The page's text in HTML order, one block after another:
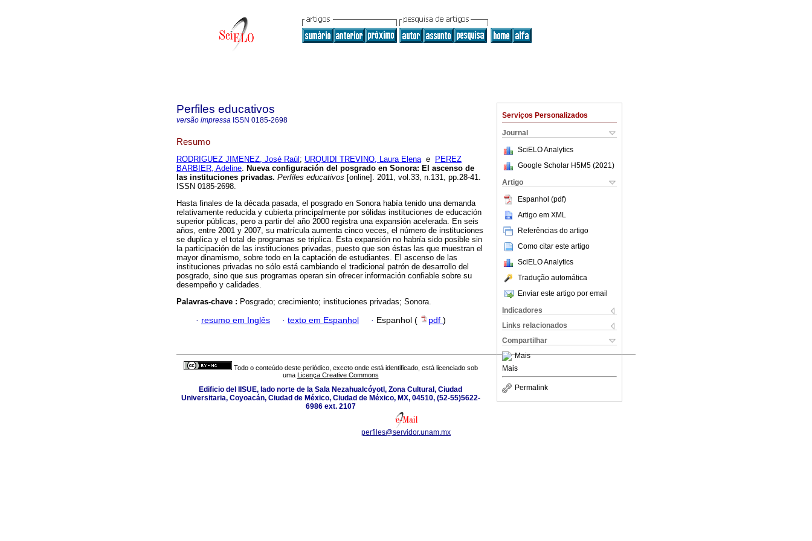
Serviços Personalizados
Journal
SciELO Analytics
Google Scholar H5M5 (2021 )
Artigo
Espanhol (pdf)
Artigo em XML
Referências do artigo
Como citar este artigo
SciELO Analytics
Tradução automática
Enviar este artigo por email
Indicadores
Links relacionados
Compartilhar
Mais
Mais
Permalink
Perfiles educativos
versão impressa ISSN 0185-2698
Resumo
RODRIGUEZ JIMENEZ, José Raúl ; URQUIDI TREVINO, Laura Elenae
PEREZ
BARBIER, Adeline. Nueva configuración del posgrado en Sonora: El ascenso de
las instituciones privadas. Perfiles educativos [online]. 2011, vol.33, n.131, pp.28-41.
ISSN 0185-2698.
Hasta finales de la década pasada, el posgrado en Sonora había tenido una demanda
relativamente reducida y cubierta principalmente por sólidas instituciones de educación
superior públicas, pero a partir del año 2000 registra una expansión acelerada. En seis
años, entre 2001 y 2007, su matrícula aumenta cinco veces, el número de instituciones
se duplica y el total de programas se triplica. Esta expansión no habría sido posible sin
la participación de las instituciones privadas, puesto que son éstas las que muestran el
mayor dinamismo, sobre todo en la captación de estudiantes. El ascenso de las
instituciones privadas no sólo está cambiando el tradicional patrón de desarrollo del
posgrado, sino que sus programas operan sin ofrecer información confiable sobre su
desempeño y calidades.
Palavras-chave : Posgrado; crecimiento; instituciones privadas; Sonora.
· resumo em Inglês · texto em Espanhol · Espanhol ( pdf )
Todo o conteúdo deste periódico, exceto onde está identificado, está licenciado sob
uma Licença Creative Commons
Edificio del IISUE, lado norte de la Sala Nezahualcóyotl, Zona Cultural, Ciudad
Universitaria, Coyoacán, Ciudad de México, Ciudad de México, MX, 04510, (52-55)5622-
6986 ext. 2107
perfiles@servidor.unam.mx